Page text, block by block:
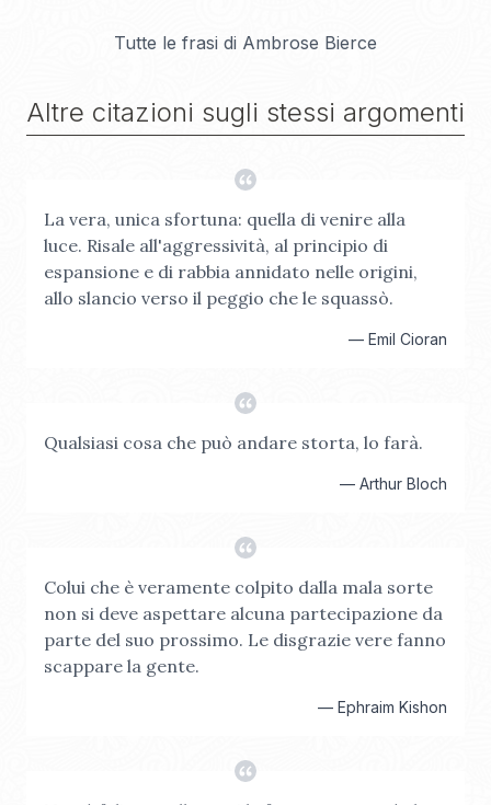
Tutte le frasi di Ambrose Bierce
Altre citazioni sugli stessi argomenti
La vera, unica sfortuna: quella di venire alla
luce. Risale all'aggressività, al principio di
espansione e di rabbia annidato nelle origini,
allo slancio verso il peggio che le squassò.
— Emil Cioran
Qualsiasi cosa che può andare storta, lo farà.
— Arthur Bloch
Colui che è veramente colpito dalla mala sorte
non si deve aspettare alcuna partecipazione da
parte del suo prossimo. Le disgrazie vere fanno
scappare la gente.
— Ephraim Kishon